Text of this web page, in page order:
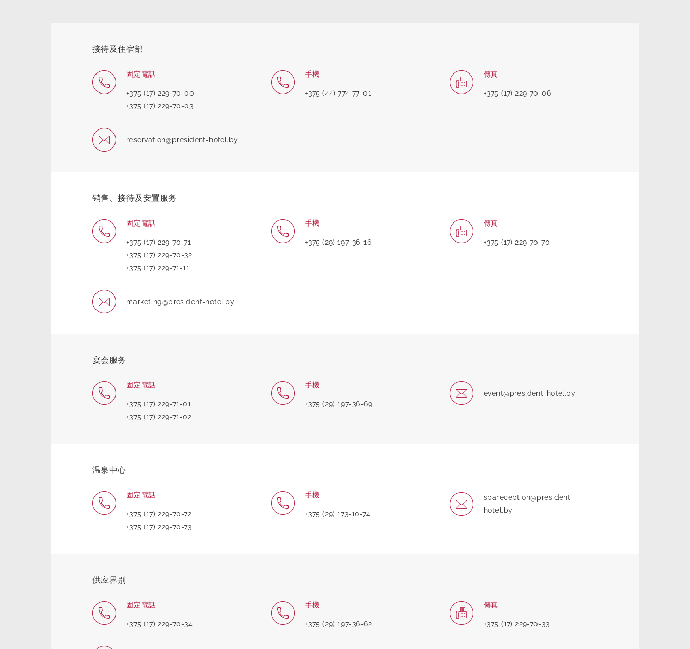
接待及住宿部
固定電話
+375 (17) 229-70-00
+375 (17) 229-70-03
手機
+375 (44) 774-77-01
傳真
+375 (17) 229-70-06
reservation@president-hotel.by
销售、接待及安置服务
固定電話
+375 (17) 229-70-71
+375 (17) 229-70-32
+375 (17) 229-71-11
手機
+375 (29) 197-36-16
傳真
+375 (17) 229-70-70
marketing@president-hotel.by
宴会服务
固定電話
+375 (17) 229-71-01
+375 (17) 229-71-02
手機
+375 (29) 197-36-69
event@president-hotel.by
温泉中心
固定電話
+375 (17) 229-70-72
+375 (17) 229-70-73
手機
+375 (29) 173-10-74
spareception@president-
hotel.by
供应界别
固定電話
+375 (17) 229-70-34
手機
+375 (29) 197-36-62
傳真
+375 (17) 229-70-33